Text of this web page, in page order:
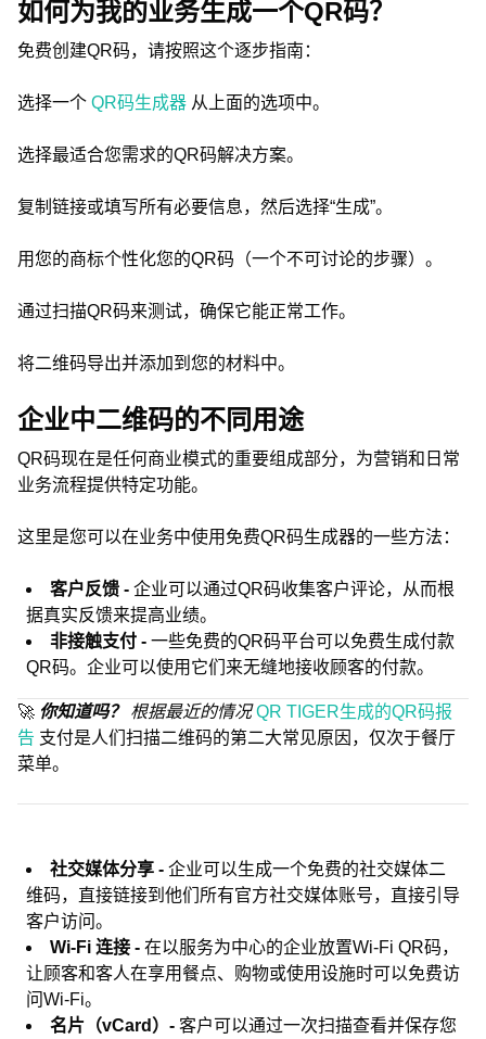
如何为我的业务生成一个QR码？
免费创建QR码，请按照这个逐步指南：
选择一个 QR码生成器 从上面的选项中。
选择最适合您需求的QR码解决方案。
复制链接或填写所有必要信息，然后选择“生成”。
用您的商标个性化您的QR码（一个不可讨论的步骤）。
通过扫描QR码来测试，确保它能正常工作。
将二维码导出并添加到您的材料中。
企业中二维码的不同用途
QR码现在是任何商业模式的重要组成部分，为营销和日常
业务流程提供特定功能。
这里是您可以在业务中使用免费QR码生成器的一些方法：
客户反馈 - 企业可以通过QR码收集客户评论，从而根
据真实反馈来提高业绩。
非接触支付 - 一些免费的QR码平台可以免费生成付款
QR码。企业可以使用它们来无缝地接收顾客的付款。
🚀 你知道吗？ 根据最近的情况QR TIGER生成的QR码报
告 支付是人们扫描二维码的第二大常见原因，仅次于餐厅
菜单。
社交媒体分享 - 企业可以生成一个免费的社交媒体二
维码，直接链接到他们所有官方社交媒体账号，直接引导
客户访问。
Wi-Fi 连接 - 在以服务为中心的企业放置Wi-Fi QR码，
让顾客和客人在享用餐点、购物或使用设施时可以免费访
问Wi-Fi。
名片（vCard）- 客户可以通过一次扫描查看并保存您